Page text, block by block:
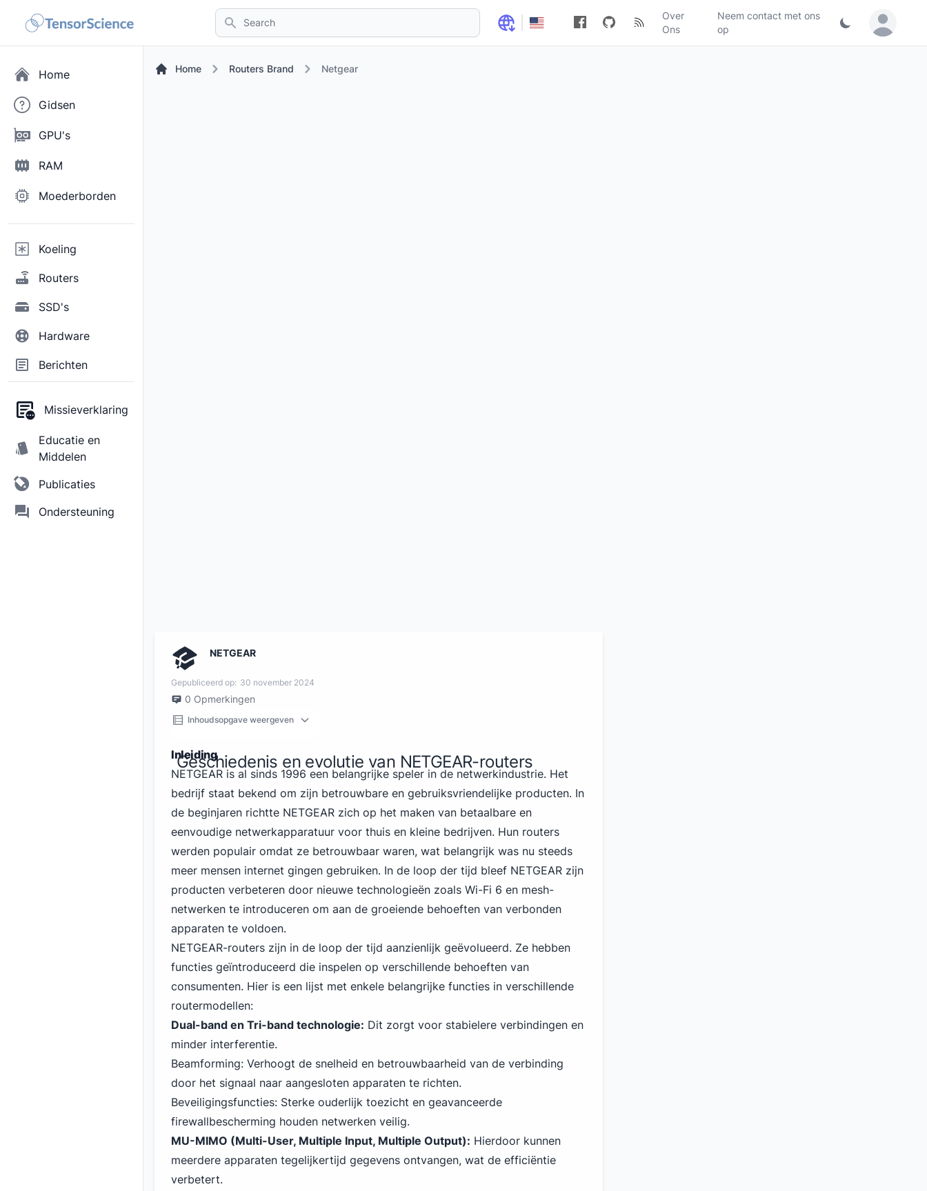
Search
Over
Ons
Neem contact met ons
op
Sign in /
Home
Gidsen
GPU's
RAM
Moederborden
Koeling
Routers
SSD's
Hardware
Berichten
Missieverklaring
Educatie en
Middelen
Publicaties
Ondersteuning
Home Routers Brand Netgear
NETGEAR
Gepubliceerd op: 30 november 2024
0 Opmerkingen
Inhoudsopgave weergeven
Inleiding
Geschiedenis en evolutie van NETGEAR-routers
NETGEAR is al sinds 1996 een belangrijke speler in de netwerkindustrie. Het
bedrijf staat bekend om zijn betrouwbare en gebruiksvriendelijke producten. In
de beginjaren richtte NETGEAR zich op het maken van betaalbare en
eenvoudige netwerkapparatuur voor thuis en kleine bedrijven. Hun routers
werden populair omdat ze betrouwbaar waren, wat belangrijk was nu steeds
meer mensen internet gingen gebruiken. In de loop der tijd bleef NETGEAR zijn
producten verbeteren door nieuwe technologieën zoals Wi-Fi 6 en mesh-
netwerken te introduceren om aan de groeiende behoeften van verbonden
apparaten te voldoen.
NETGEAR-routers zijn in de loop der tijd aanzienlijk geëvolueerd. Ze hebben
functies geïntroduceerd die inspelen op verschillende behoeften van
consumenten. Hier is een lijst met enkele belangrijke functies in verschillende
routermodellen:
Dual-band en Tri-band technologie: Dit zorgt voor stabielere verbindingen en
minder interferentie.
Beamforming: Verhoogt de snelheid en betrouwbaarheid van de verbinding
door het signaal naar aangesloten apparaten te richten.
Beveiligingsfuncties: Sterke ouderlijk toezicht en geavanceerde
firewallbescherming houden netwerken veilig.
MU-MIMO (Multi-User, Multiple Input, Multiple Output): Hierdoor kunnen
meerdere apparaten tegelijkertijd gegevens ontvangen, wat de efficiëntie
verbetert.